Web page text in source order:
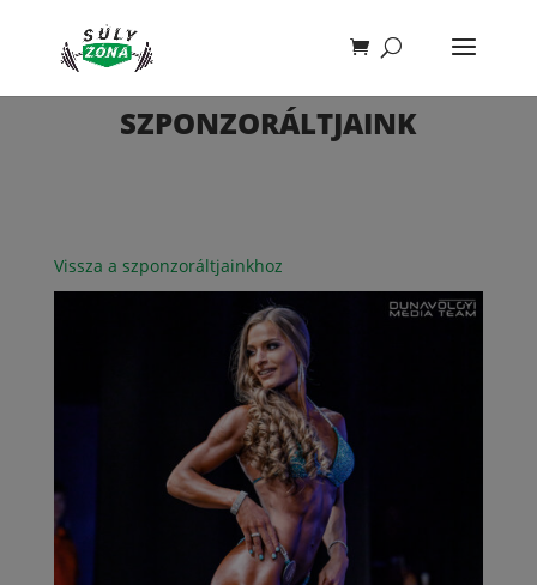
SZPONZORÁLTJAINK
Vissza a szponzoráltjainkhoz